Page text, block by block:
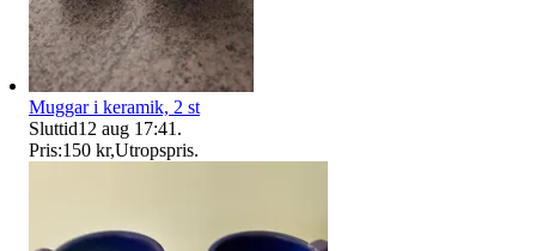
Muggar i keramik, 2 st
Sluttid12 aug 17:41 .
Pris:150 kr,Utropspris.